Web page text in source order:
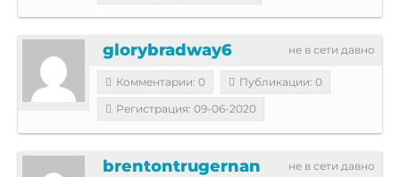
не в сети давно
glorybradway6
Комментарии: 0
Публикации: 0
Регистрация: 09-06-2020
не в сети давно
brentontrugernan